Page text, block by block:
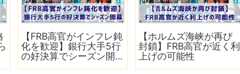
【FRB高官がインフレ鈍
化を歓迎】銀行大手5行
の好決算でシーズン開
【ホルムズ海峡が再び
封鎖】FRB高官が近く利
上げの可能性